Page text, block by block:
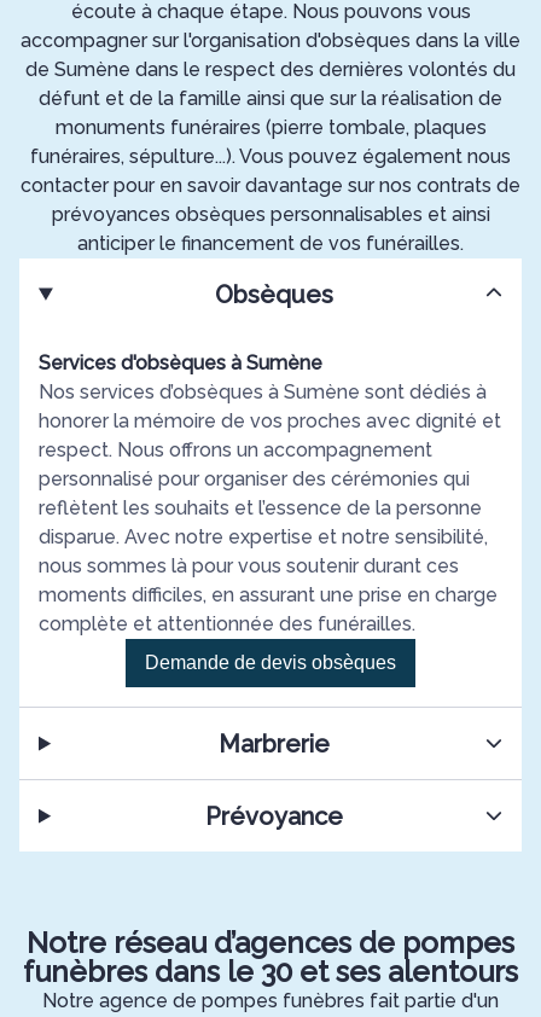
écoute à chaque étape. Nous pouvons vous
accompagner sur l'organisation d'obsèques dans la ville
de Sumène dans le respect des dernières volontés du
défunt et de la famille ainsi que sur la réalisation de
monuments funéraires (pierre tombale, plaques
funéraires, sépulture...). Vous pouvez également nous
contacter pour en savoir davantage sur nos contrats de
prévoyances obsèques personnalisables et ainsi
anticiper le financement de vos funérailles.
Obsèques
Services d'obsèques à Sumène
Nos services d’obsèques à Sumène sont dédiés à
honorer la mémoire de vos proches avec dignité et
respect. Nous offrons un accompagnement
personnalisé pour organiser des cérémonies qui
reflètent les souhaits et l’essence de la personne
disparue. Avec notre expertise et notre sensibilité,
nous sommes là pour vous soutenir durant ces
moments difficiles, en assurant une prise en charge
complète et attentionnée des funérailles.
Demande de devis obsèques
Marbrerie
Prévoyance
Notre réseau d’agences de pompes
funèbres dans le 30 et ses alentours
Notre agence de pompes funèbres fait partie d'un